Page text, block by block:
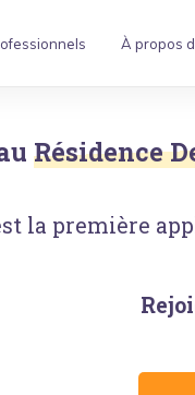
À propos
Résidence
la première